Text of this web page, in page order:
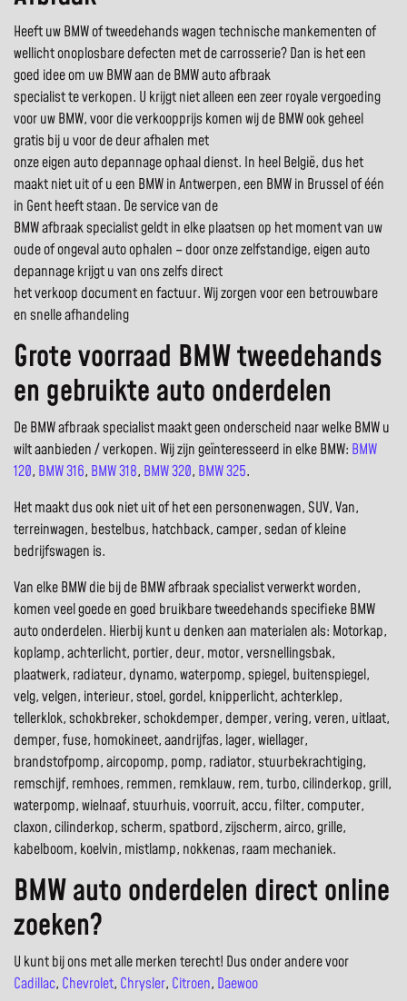
Heeft uw BMW of tweedehands wagen technische mankementen of
wellicht onoplosbare defecten met de carrosserie? Dan is het een
goed idee om uw BMW aan de BMW auto afbraak
specialist te verkopen. U krijgt niet alleen een zeer royale vergoeding
voor uw BMW, voor die verkoopprijs komen wij de BMW ook geheel
gratis bij u voor de deur afhalen met
onze eigen auto depannage ophaal dienst. In heel België, dus het
maakt niet uit of u een BMW in Antwerpen, een BMW in Brussel of één
in Gent heeft staan. De service van de
BMW afbraak specialist geldt in elke plaatsen op het moment van uw
oude of ongeval auto ophalen – door onze zelfstandige, eigen auto
depannage krijgt u van ons zelfs direct
het verkoop document en factuur. Wij zorgen voor een betrouwbare
en snelle afhandeling
Grote voorraad BMW tweedehands
en gebruikte auto onderdelen
De BMW afbraak specialist maakt geen onderscheid naar welke BMW u
wilt aanbieden / verkopen. Wij zijn geïnteresseerd in elke BMW: BMW
120, BMW 316, BMW 318, BMW 320, BMW 325.
Het maakt dus ook niet uit of het een personenwagen, SUV, Van,
terreinwagen, bestelbus, hatchback, camper, sedan of kleine
bedrijfswagen is.
Van elke BMW die bij de BMW afbraak specialist verwerkt worden,
komen veel goede en goed bruikbare tweedehands specifieke BMW
auto onderdelen. Hierbij kunt u denken aan materialen als: Motorkap,
koplamp, achterlicht, portier, deur, motor, versnellingsbak,
plaatwerk, radiateur, dynamo, waterpomp, spiegel, buitenspiegel,
velg, velgen, interieur, stoel, gordel, knipperlicht, achterklep,
tellerklok, schokbreker, schokdemper, demper, vering, veren, uitlaat,
demper, fuse, homokineet, aandrijfas, lager, wiellager,
brandstofpomp, aircopomp, pomp, radiator, stuurbekrachtiging,
remschijf, remhoes, remmen, remklauw, rem, turbo, cilinderkop, grill,
waterpomp, wielnaaf, stuurhuis, voorruit, accu, filter, computer,
claxon, cilinderkop, scherm, spatbord, zijscherm, airco, grille,
kabelboom, koelvin, mistlamp, nokkenas, raam mechaniek.
BMW auto onderdelen direct online
zoeken?
U kunt bij ons met alle merken terecht! Dus onder andere voor
Cadillac, Chevrolet, Chrysler, Citroen, Daewoo